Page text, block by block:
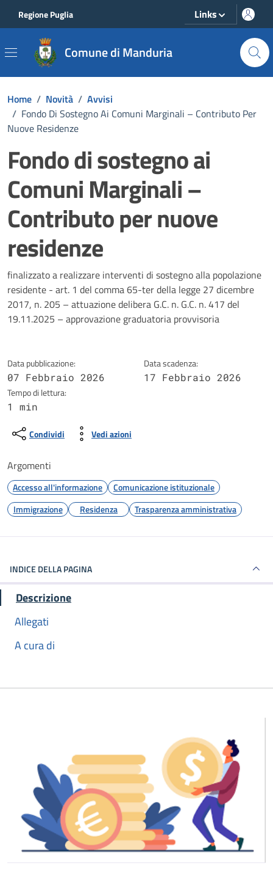
Regione Puglia Links
Comune di Manduria
Home / Novità / Avvisi
/ Fondo Di Sostegno Ai Comuni Marginali – Contributo Per
Nuove Residenze
Fondo di sostegno ai
Comuni Marginali –
Contributo per nuove
residenze
Dettagli della notizia
finalizzato a realizzare interventi di sostegno alla popolazione
residente - art. 1 del comma 65-ter della legge 27 dicembre
2017, n. 205 – attuazione delibera G.C. n. G.C. n. 417 del
19.11.2025 – approvazione graduatoria provvisoria
Data pubblicazione:
07 Febbraio 2026
Data scadenza:
17 Febbraio 2026
Tempo di lettura:
1 min
Condividi Vedi azioni
Argomenti
Accesso all'informazione
Comunicazione istituzionale
Immigrazione
Residenza Trasparenza amministrativa
INDICE DELLA PAGINA
Descrizione
Allegati
A cura di